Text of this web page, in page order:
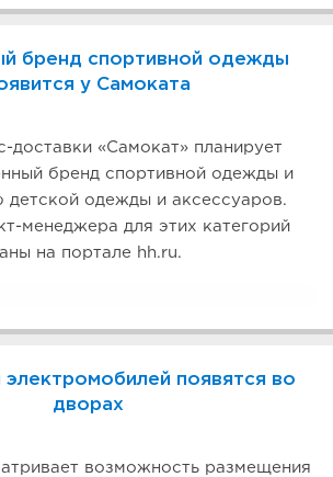
бренд спортивной одежды
у Самоката
доставки «Самокат» планирует
бренд спортивной одежды и
детской одежды и аксессуаров.
менеджера для этих категорий
на портале hh.ru.
электромобилей появятся во
дворах
возможность размещения